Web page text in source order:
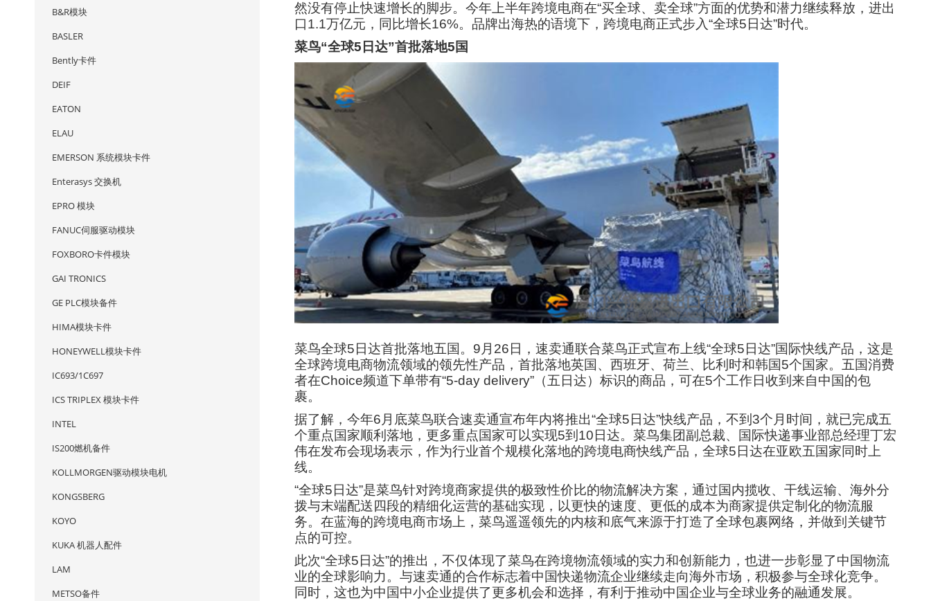
然没有停止快速增长的脚步。今年上半年跨境电商在“买全球、卖全球”方面的优势和潜力继续释放，进出
口1.1万亿元，同比增长16%。品牌出海热的语境下，跨境电商正式步入“全球5日达”时代。
菜鸟“全球5日达”首批落地5国
菜鸟全球5日达首批落地五国。9月26日，速卖通联合菜鸟正式宣布上线“全球5日达”国际快线产品，这是
全球跨境电商物流领域的领先性产品，首批落地英国、西班牙、荷兰、比利时和韩国5个国家。五国消费
者在Choice频道下单带有“5-day delivery”（五日达）标识的商品，可在5个工作日收到来自中国的包
裹。
据了解，今年6月底菜鸟联合速卖通宣布年内将推出“全球5日达”快线产品，不到3个月时间，就已完成五
个重点国家顺利落地，更多重点国家可以实现5到10日达。菜鸟集团副总裁、国际快递事业部总经理丁宏
伟在发布会现场表示，作为行业首个规模化落地的跨境电商快线产品，全球5日达在亚欧五国家同时上
线。
“全球5日达”是菜鸟针对跨境商家提供的极致性价比的物流解决方案，通过国内揽收、干线运输、海外分
拨与末端配送四段的精细化运营的基础实现，以更快的速度、更低的成本为商家提供定制化的物流服
务。在蓝海的跨境电商市场上，菜鸟遥遥领先的内核和底气来源于打造了全球包裹网络，并做到关键节
点的可控。
此次“全球5日达”的推出，不仅体现了菜鸟在跨境物流领域的实力和创新能力，也进一步彰显了中国物流
业的全球影响力。与速卖通的合作标志着中国快递物流企业继续走向海外市场，积极参与全球化竞争。
同时，这也为中国中小企业提供了更多机会和选择，有利于推动中国企业与全球业务的融通发展。
B&R模块
BASLER
Bently卡件
DEIF
EATON
ELAU
EMERSON 系统模块卡件
Enterasys 交换机
EPRO 模块
FANUC伺服驱动模块
FOXBORO卡件模块
GAI TRONICS
GE PLC模块备件
HIMA模块卡件
HONEYWELL模块卡件
IC693/1C697
ICS TRIPLEX 模块卡件
INTEL
IS200燃机备件
KOLLMORGEN驱动模块电机
KONGSBERG
KOYO
KUKA 机器人配件
LAM
METSO备件